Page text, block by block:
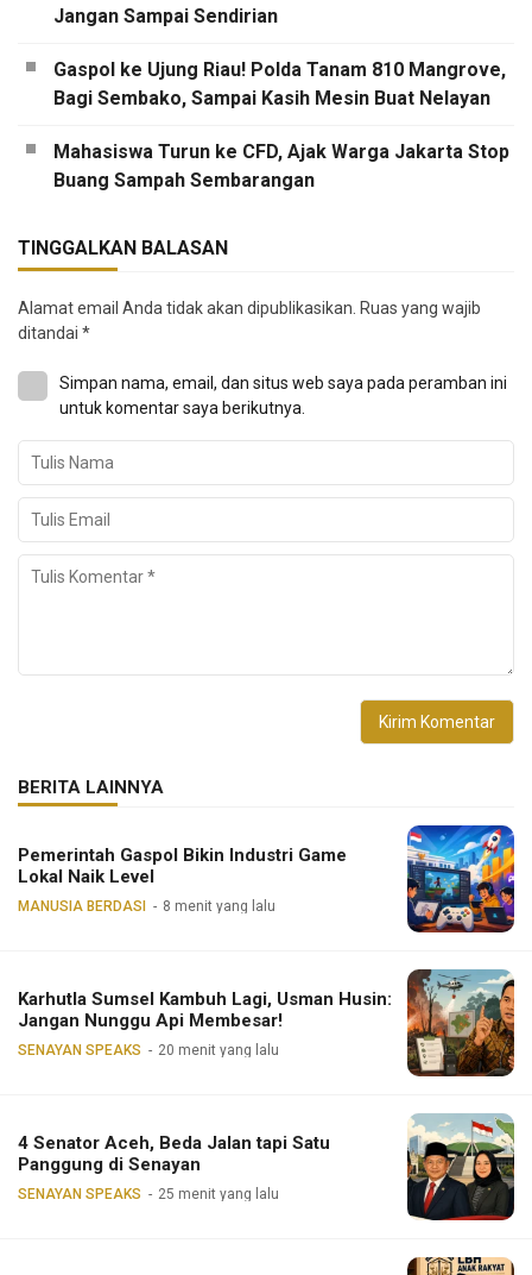
Jangan Sampai Sendirian
Gaspol ke Ujung Riau! Polda Tanam 810 Mangrove,
Bagi Sembako, Sampai Kasih Mesin Buat Nelayan
Mahasiswa Turun ke CFD, Ajak Warga Jakarta Stop
Buang Sampah Sembarangan
TINGGALKAN BALASAN
Alamat email Anda tidak akan dipublikasikan. Ruas yang wajib
ditandai *
Simpan nama, email, dan situs web saya pada peramban ini
untuk komentar saya berikutnya.
BERITA LAINNYA
Pemerintah Gaspol Bikin Industri Game
Lokal Naik Level
MANUSIA BERDASI 8 menit yang lalu
Karhutla Sumsel Kambuh Lagi, Usman Husin:
Jangan Nunggu Api Membesar!
SENAYAN SPEAKS 20 menit yang lalu
4 Senator Aceh, Beda Jalan tapi Satu
Panggung di Senayan
SENAYAN SPEAKS 25 menit yang lalu